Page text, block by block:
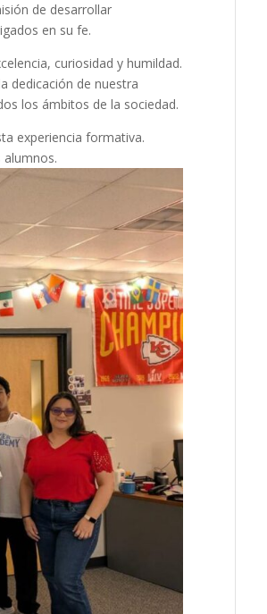
de desarrollar
en su fe.
curiosidad y humildad.
dedicación de nuestra
los ámbitos de la sociedad.
experiencia formativa.